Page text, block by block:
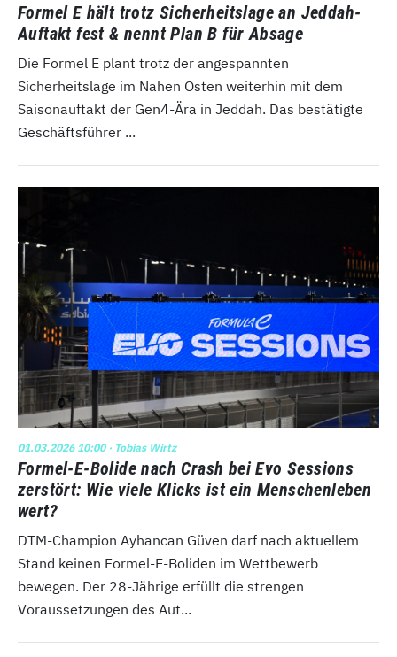
Formel E hält trotz Sicherheitslage an Jeddah-
Auftakt fest & nennt Plan B für Absage
Die Formel E plant trotz der angespannten
Sicherheitslage im Nahen Osten weiterhin mit dem
Saisonauftakt der Gen4-Ära in Jeddah. Das bestätigte
Geschäftsführer ...
01.03.2026 10:00· Tobias Wirtz
Formel-E-Bolide nach Crash bei Evo Sessions
zerstört: Wie viele Klicks ist ein Menschenleben
wert?
DTM-Champion Ayhancan Güven darf nach aktuellem
Stand keinen Formel-E-Boliden im Wettbewerb
bewegen. Der 28-Jährige erfüllt die strengen
Voraussetzungen des Aut...